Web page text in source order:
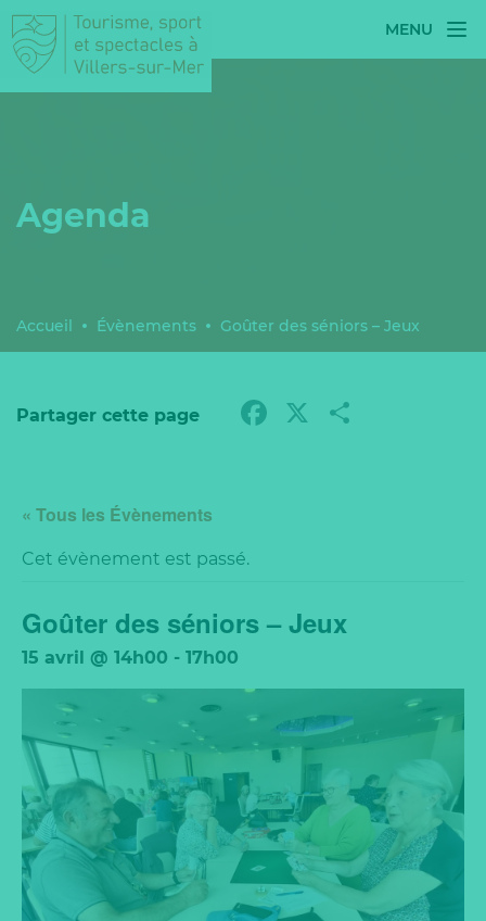
MENU
Accueil Évènements Goûter des séniors – Jeux
Agenda
Partager cette page Facebook
X
« Tous les Évènements
Cet évènement est passé.
Goûter des séniors – Jeux
15 avril @ 14h00 - 17h00